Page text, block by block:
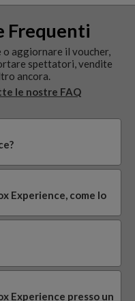
Frequenti
aggiornare il voucher,
spettatori, vendite
ancora.
le nostre FAQ
Experience, come lo
Experience presso un